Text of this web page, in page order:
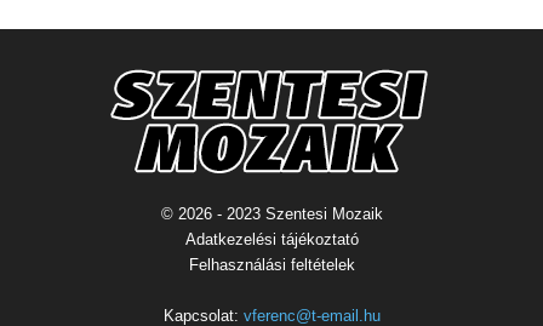
© 2026 - 2023 Szentesi Mozaik
Adatkezelési tájékoztató
Felhasználási feltételek
Kapcsolat: vferenc@t-email.hu